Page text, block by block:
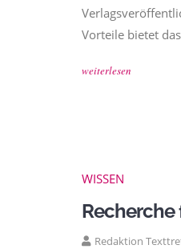
Vorteile bietet
weiterlesen
WISSEN
Recherche
Redaktion